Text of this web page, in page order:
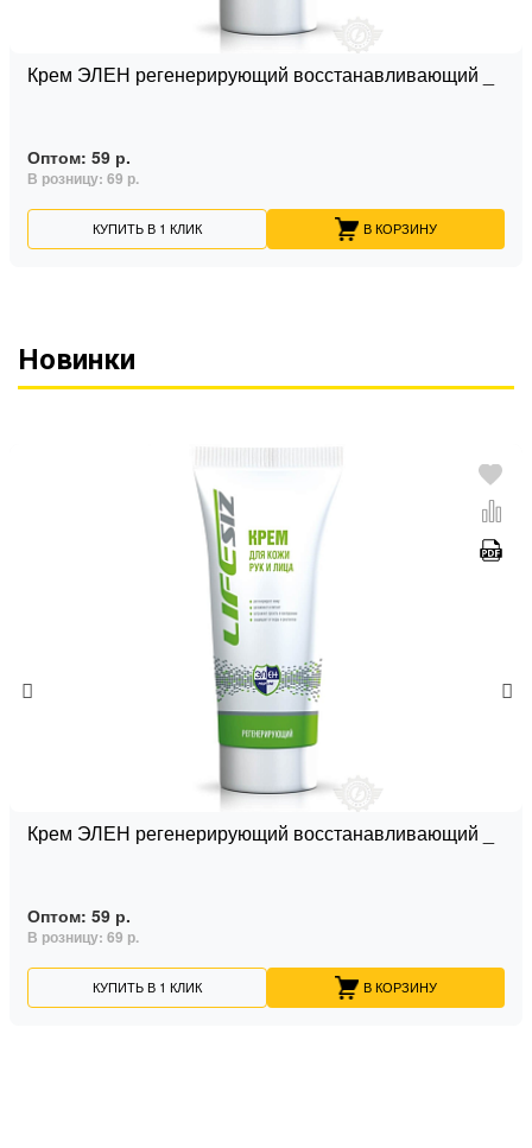
Крем ЭЛЕН регенерирующий восстанавливающий _
Оптом: 59 р.
В розницу: 69 р.
КУПИТЬ В 1 КЛИК В КОРЗИНУ
Новинки
Крем ЭЛЕН регенерирующий восстанавливающий _
Оптом: 59 р.
В розницу: 69 р.
КУПИТЬ В 1 КЛИК В КОРЗИНУ